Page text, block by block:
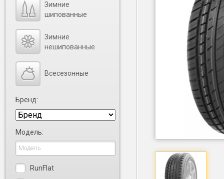
Зимние
шипованные
Зимние
нешипованные
Всесезонные
Бренд:
Модель:
RunFlat